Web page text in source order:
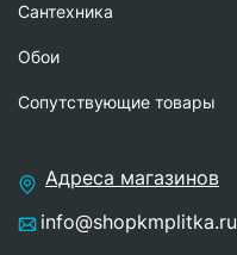
Сантехника
Обои
Сопутствующие товары
Адреса магазинов
info@shopkmplitka.ru